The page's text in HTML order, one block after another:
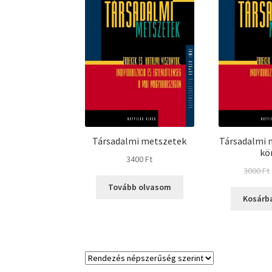
Társadalmi metszetek
3400Ft
Tovább olvasom
Társadalmi
3000Ft